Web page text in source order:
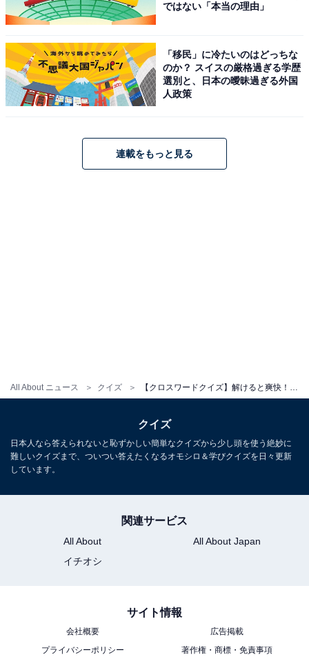
All About ニュース クイズ
ではない「本当の理由」
「移民」に冷たいのはどっちな
のか？ スイスの厳格過ぎる学歴
選別と、日本の曖昧過ぎる外国
人政策
連載をもっと見る
クイズ
日本人なら答えられないと恥ずかしい簡単なクイズから少し頭を使う絶妙に
難しいクイズまで、ついつい答えたくなるオモシロ＆学びクイズを日々更新
しています。
関連サービス
All About
All About Japan
イチオシ
サイト情報
会社概要
広告掲載
プライバシーポリシー
著作権・商標・免責事項